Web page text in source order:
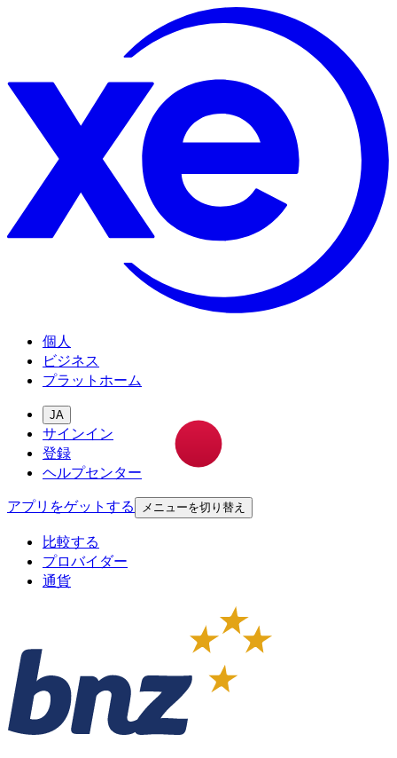
個人
ビジネス
プラットホーム
JA
サインイン
登録
ヘルプセンター
アプリをゲットする
メニューを切り替え
比較する
プロバイダー
通貨